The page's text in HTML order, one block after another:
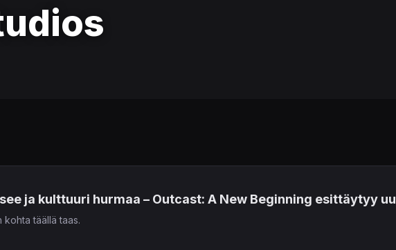
ja kulttuuri hurmaa – Outcast: A New Beginning esittäytyy
täällä taas.